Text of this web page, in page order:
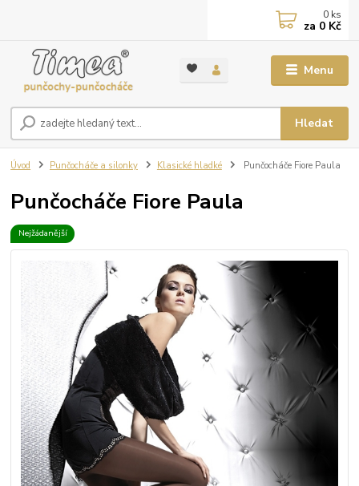
Menu
Hledat
0 ks
za 0 Kč
Úvod Punčocháče a silonky Klasické hladké Punčocháče Fiore Paula
Punčocháče Fiore Paula
Nejžádanější